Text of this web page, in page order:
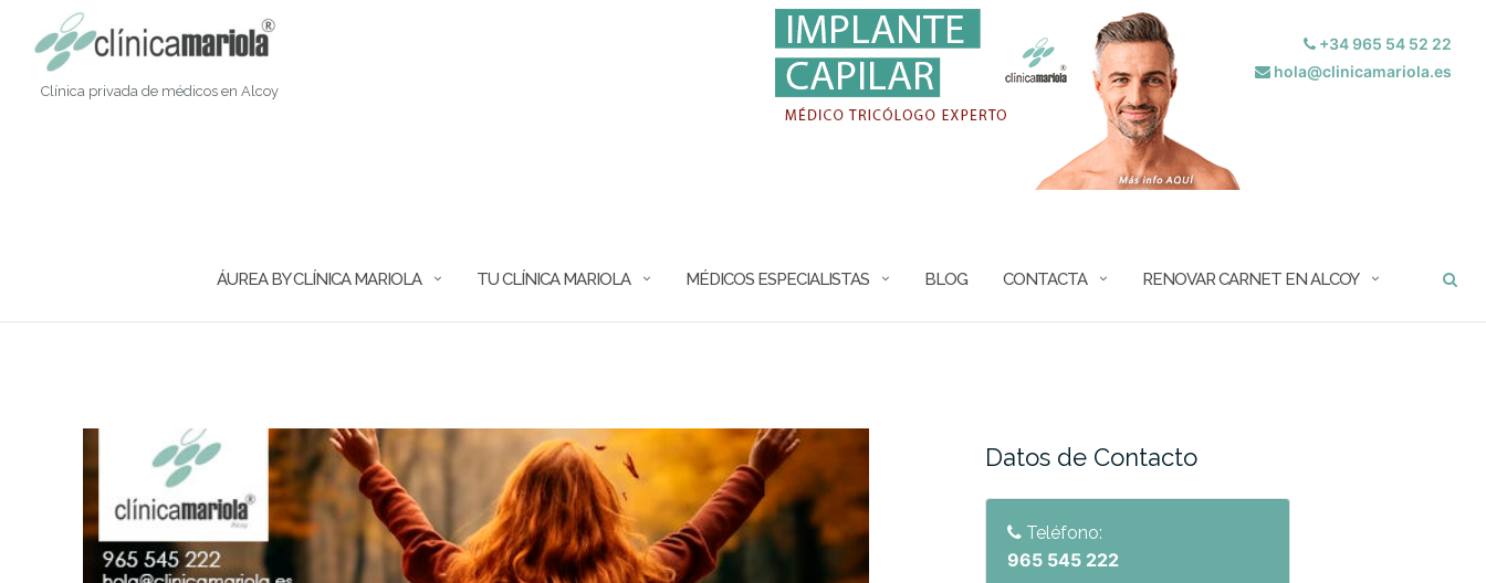
contenido
Clínica privada de médicos en Alcoy
+34 965 54 52 22
hola@clinicamariola.es
ÁUREA BY CLÍNICA MARIOLA TU CLÍNICA MARIOLA MÉDICOS ESPECIALISTAS BLOG CONTACTA RENOVAR CARNET EN ALCOY
Datos de Contacto
Teléfono:
965 545 222